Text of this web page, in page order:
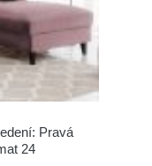
Pravá
24